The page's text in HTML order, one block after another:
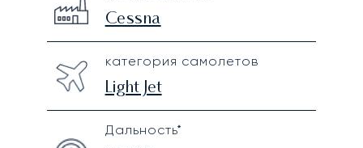
Cessna
категория самолетов
Light Jet
Дальность*